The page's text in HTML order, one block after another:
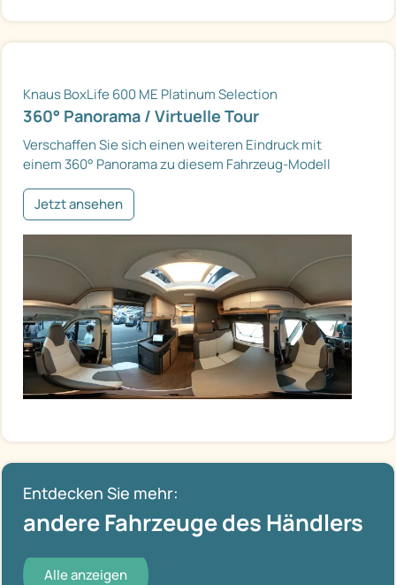
Knaus BoxLife 600 ME Platinum Selection
360° Panorama / Virtuelle Tour
Verschaffen Sie sich einen weiteren Eindruck mit
einem 360° Panorama zu diesem Fahrzeug-Modell
Jetzt ansehen
Entdecken Sie mehr:
andere Fahrzeuge des Händlers
Alle anzeigen